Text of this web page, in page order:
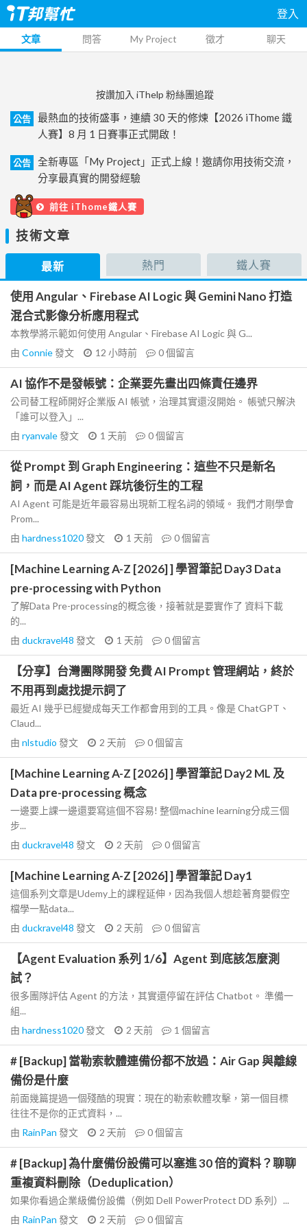
登入
文章 問答 My Project 徵才 聊天
按讚加入 iThelp 粉絲團追蹤
公告
最熱血的技術盛事，連續 30 天的修煉【2026 iThome 鐵
人賽】8 月 1 日賽事正式開啟！
公告
全新專區「My Project」正式上線！邀請你用技術交流，
分享最真實的開發經驗
前往 iThome鐵人賽
技術文章
最新 熱門 鐵人賽
使用 Angular、Firebase AI Logic 與 Gemini Nano 打造
混合式影像分析應用程式
本教學將示範如何使用 Angular、Firebase AI Logic 與 G...
由 Connie發文 12 小時前 0個留言
AI 協作不是發帳號：企業要先畫出四條責任邊界
公司替工程師開好企業版 AI 帳號，治理其實還沒開始。 帳號只解決
「誰可以登入」...
由 ryanvale發文 1 天前 0個留言
從 Prompt 到 Graph Engineering：這些不只是新名
詞，而是 AI Agent 踩坑後衍生的工程
AI Agent 可能是近年最容易出現新工程名詞的領域。 我們才剛學會
Prom...
由 hardness1020發文 1 天前 0個留言
[Machine Learning A-Z [2026] ] 學習筆記 Day3 Data
pre-processing with Python
了解Data Pre-processing的概念後，接著就是要實作了 資料下載
的...
由 duckravel48 發文 1 天前 0個留言
【分享】台灣團隊開發 免費 AI Prompt 管理網站，終於
不用再到處找提示詞了
最近 AI 幾乎已經變成每天工作都會用到的工具。像是 ChatGPT、
Claud...
由 nlstudio 發文 2 天前 0個留言
[Machine Learning A-Z [2026] ] 學習筆記 Day2 ML 及
Data pre-processing 概念
一邊要上課一邊還要寫這個不容易! 整個machine learning分成三個
步...
由 duckravel48 發文 2 天前 0個留言
[Machine Learning A-Z [2026] ] 學習筆記 Day1
這個系列文章是Udemy上的課程延伸，因為我個人想趁著育嬰假空
檔學一點data...
由 duckravel48 發文 2 天前 0個留言
【Agent Evaluation 系列 1/6】Agent 到底該怎麼測
試？
很多團隊評估 Agent 的方法，其實還停留在評估 Chatbot。 準備一
組...
由 hardness1020發文 2 天前 1 個留言
# [Backup] 當勒索軟體連備份都不放過：Air Gap 與離線
備份是什麼
前面幾篇提過一個殘酷的現實：現在的勒索軟體攻擊，第一個目標
往往不是你的正式資料，...
由 RainPan 發文 2 天前 0個留言
# [Backup] 為什麼備份設備可以塞進 30 倍的資料？聊聊
重複資料刪除（Deduplication）
如果你看過企業級備份設備（例如 Dell PowerProtect DD 系列）...
由 RainPan 發文 2 天前 0個留言